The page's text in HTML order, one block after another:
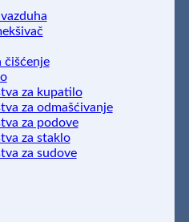
čišćenje
za kupatilo
za odmašćivanje
za podove
za staklo
za sudove